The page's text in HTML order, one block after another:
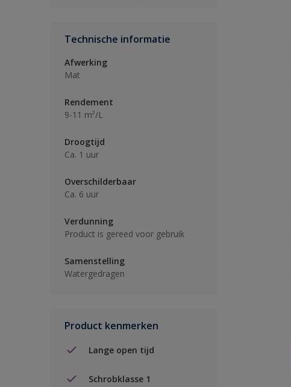
Technische informatie
Afwerking
Mat
Rendement
9-11 m²/L
Droogtijd
Ca. 1 uur
Overschilderbaar
Ca. 6 uur
Verdunning
Product is gereed voor gebruik
Samenstelling
Watergedragen
Product kenmerken
Lange open tijd
Schrobklasse 1